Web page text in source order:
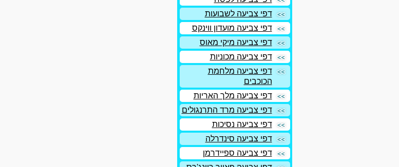
דפי צביעה לשבועות
דפי צביעה מועדון ווינקס
דפי צביעה מיקי מאוס
דפי צביעה מכוניות
דפי צביעה מלחמת
הכוכבים
דפי צביעה מלך האריות
דפי צביעה מרד התרנגולים
דפי צביעה נסיכות
דפי צביעה סינדרלה
דפי צביעה ספיידרמן